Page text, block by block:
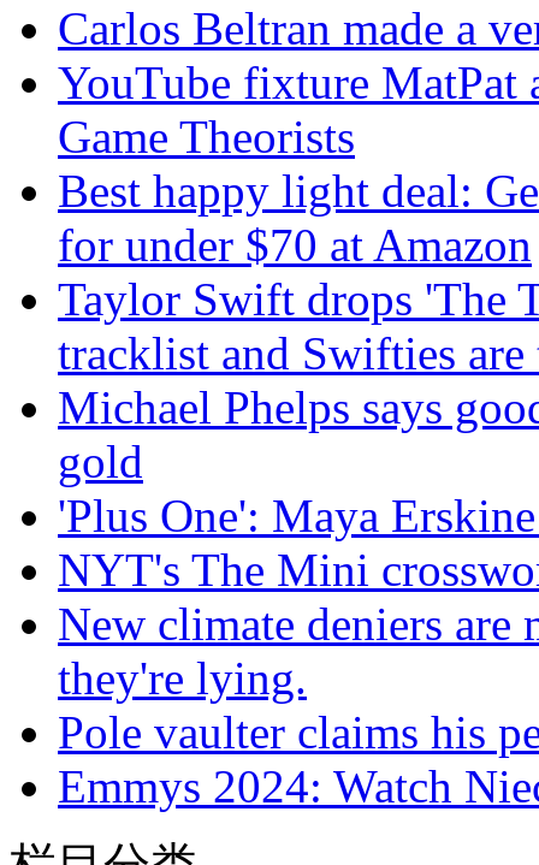
Carlos Beltran made a
YouTube fixture MatPat
Game Theorists
Best happy light deal:
for under $70 at Amazon
Taylor Swift drops 'The
tracklist and Swifties
Michael Phelps says
gold
'Plus One': Maya
NYT's The Mini
New climate deniers
they're lying.
Pole vaulter claims his
Emmys 2024: Watch